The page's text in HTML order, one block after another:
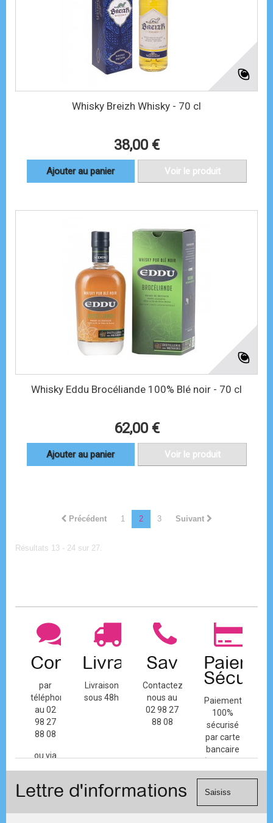
Whisky Breizh Whisky - 70 cl
38,00 €
Ajouter au panier Voir le produit
Whisky Eddu Brocéliande 100% Blé noir - 70 cl
62,00 €
Ajouter au panier Voir le produit
Précédent 1 2 3 Suivant
Résultats 13 - 24 sur 27.
Contact
par
téléphone
au 02
98 27
88 08
ou via
de
Livraison
Livraison
sous 48h
Sav
Contactez-
nous au
02 98 27
88 08
Paiement
100%
sécurisé
par carte
bancaire
(Mastercard,
Visa, ...) et
Lettre d'informations